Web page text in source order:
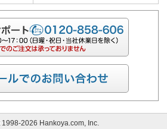
2026 Hankoya.com, Inc.